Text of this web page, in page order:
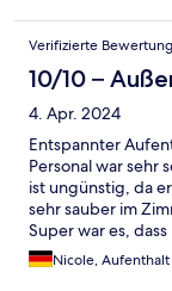
Verifizierte Bewertung
10/10 –
4. Apr. 2024
Entspannter
Personal war sehr
ist ungünstig, da
sehr sauber im
Super war es,
Nicole,